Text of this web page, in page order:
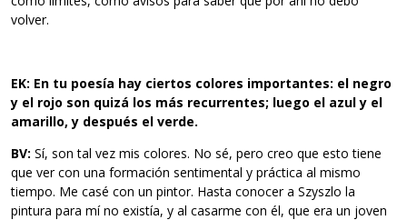
volver.
EK: En tu poesía hay ciertos colores importantes: el negro
y el rojo son quizá los más recurrentes; luego el azul y el
amarillo, y después el verde.
BV: Sí, son tal vez mis colores. No sé, pero creo que esto tiene
que ver con una formación sentimental y práctica al mismo
tiempo. Me casé con un pintor. Hasta conocer a Szyszlo la
pintura para mí no existía, y al casarme con él, que era un joven